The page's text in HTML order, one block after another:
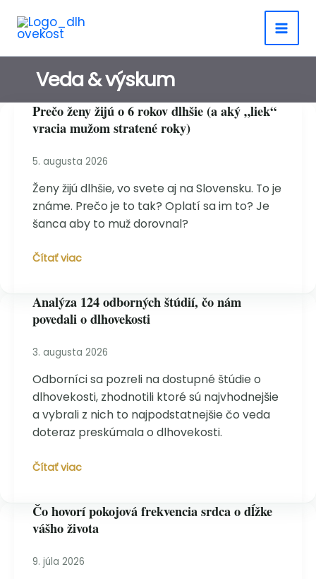
Veda & výskum
Prečo ženy žijú o 6 rokov dlhšie (a aký „liek“
vracia mužom stratené roky)
5. augusta 2026
Ženy žijú dlhšie, vo svete aj na Slovensku. To je
známe. Prečo je to tak? Oplatí sa im to? Je
šanca aby to muž dorovnal?
Prečo
o
6
dlhšie
aký
„liek“
vracia
mužom
roky)
Čítať viac
Analýza 124 odborných štúdií, čo nám
povedali o dlhovekosti
3. augusta 2026
Odborníci sa pozreli na dostupné štúdie o
dlhovekosti, zhodnotili ktoré sú najvhodnejšie
a vybrali z nich to najpodstatnejšie čo veda
doteraz preskúmala o dlhovekosti.
Analýza
štúdií,
čo
povedali
Čítať viac
Čo hovorí pokojová frekvencia srdca o dĺžke
vášho života
9. júla 2026